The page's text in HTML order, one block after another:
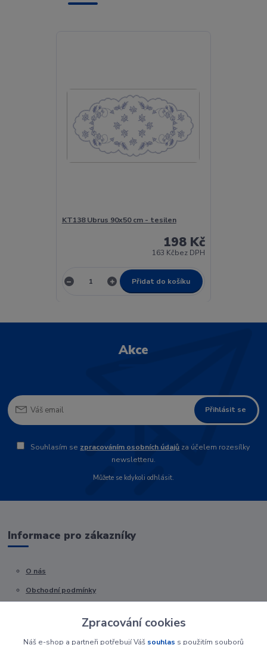
KT138 Ubrus 90x50 cm - tesilen
198 Kč
163 Kčbez DPH
Přidat do košíku
Akce
Přihlásit se
Souhlasím se zpracováním osobních údajů za účelem rozesílky
newsletteru.
Můžete se kdykoli odhlásit.
Informace pro zákazníky
O nás
Obchodní podmínky
Zpracování cookies
Náš e-shop a partneři potřebují Váš souhlas s použitím souborů